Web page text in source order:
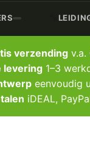
verzendingv.a.
levering1–3
eenvoudig
iDEAL,